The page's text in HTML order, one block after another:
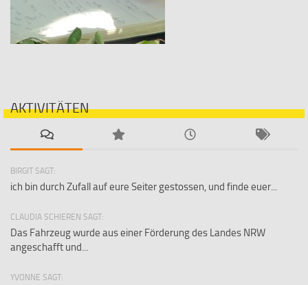
AKTIVITÄTEN
BIRGIT SAGT:
ich bin durch Zufall auf eure Seiter gestossen, und finde euer...
CLAUDIA SCHIEREN SAGT:
Das Fahrzeug wurde aus einer Förderung des Landes NRW
angeschafft und...
YVONNE SAGT: